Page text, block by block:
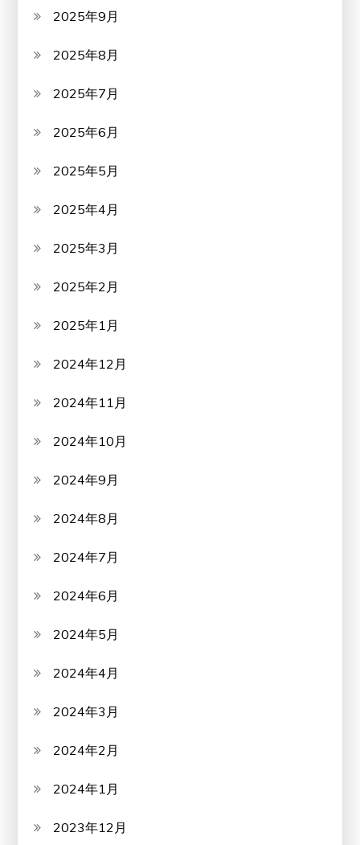
2025年9月
2025年8月
2025年7月
2025年6月
2025年5月
2025年4月
2025年3月
2025年2月
2025年1月
2024年12月
2024年11月
2024年10月
2024年9月
2024年8月
2024年7月
2024年6月
2024年5月
2024年4月
2024年3月
2024年2月
2024年1月
2023年12月